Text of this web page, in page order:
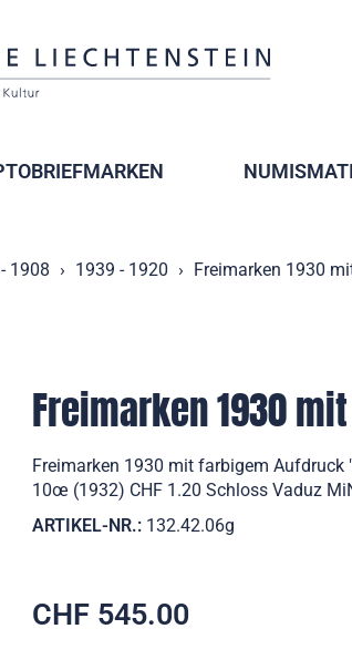
1908 1939 - 1920 Freimarken 1930
Freimarken 1930
Freimarken 1930 mit farbigem Aufdruck
10œ (1932) CHF 1.20 Schloss Vaduz
ARTIKEL-NR.: 132.42.06g
CHF 545.00